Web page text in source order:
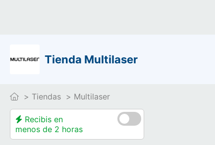
Tienda Multilaser
Tiendas Multilaser
Recibis en
menos de 2 horas